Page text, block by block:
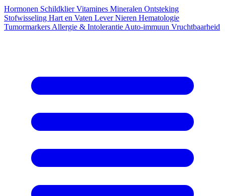
Hormonen SchildklierVitamines Mineralen Ontsteking
Stofwisseling Hart en Vaten LeverNieren Hematologie
Tumormarkers Allergie & Intolerantie Auto-immuun Vruchtbaarheid